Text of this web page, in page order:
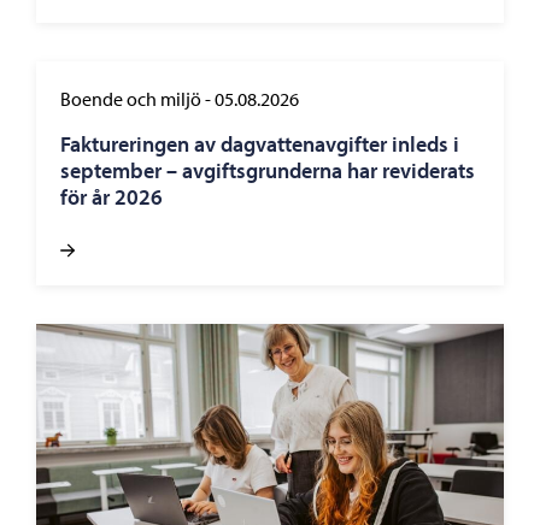
Boende och miljö-05.08.2026
Faktureringen av dagvattenavgifter inleds i
september – avgiftsgrunderna har reviderats
för år 2026